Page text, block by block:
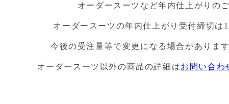
オーダースーツなど年内仕上がりの
オーダースーツの年内仕上がり 受付締切は
今後の受注量等で変更になる場合がありま
オーダースーツ以外の商品の詳細はお問い合わ